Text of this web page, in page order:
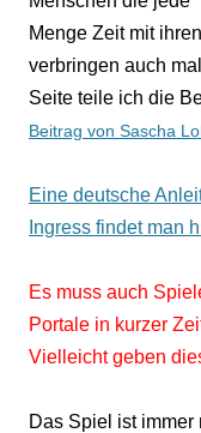
Menge Zeit mit
verbringen auch
Seite teile ich die
Beitrag von Sascha
Eine deutsche
Ingress findet man
Es muss auch
Portale in kurzer
Vielleicht geben
Das Spiel ist immer